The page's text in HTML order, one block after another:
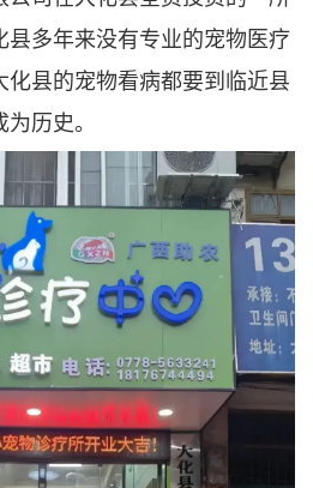
县多年来没有专业的宠物医疗
化县的宠物看病都要到临近县
历史。